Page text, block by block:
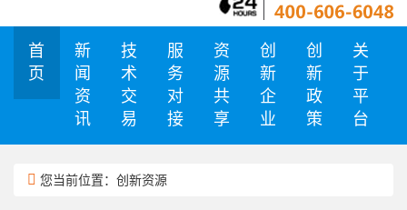
首
页
新
闻
资
讯
技
术
交
易
服
务
对
接
资
源
共
享
创
新
企
业
创
新
政
策
关
于
平
台
您当前位置：创新资源